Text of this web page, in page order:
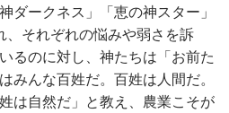
ダークネス」「恵の神スター」
、それぞれの悩みや弱さを訴
るのに対し、神たちは「お前た
みんな百姓だ。百姓は人間だ。
は自然だ」と教え、農業こそが